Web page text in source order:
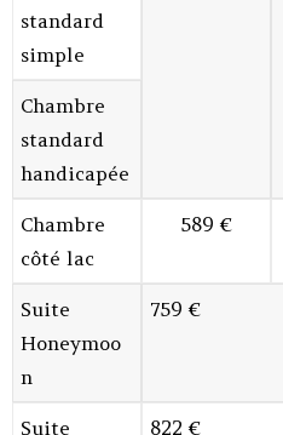
standard
simple
Chambre
standard
handicapée
Chambre
côté lac
589 €
Suite
Honeymoo
n
759 €
Suite 822 €